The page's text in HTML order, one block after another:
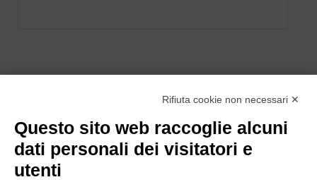
Rifiuta cookie non necessari ✕
Questo sito web raccoglie alcuni
dati personali dei visitatori e
utenti